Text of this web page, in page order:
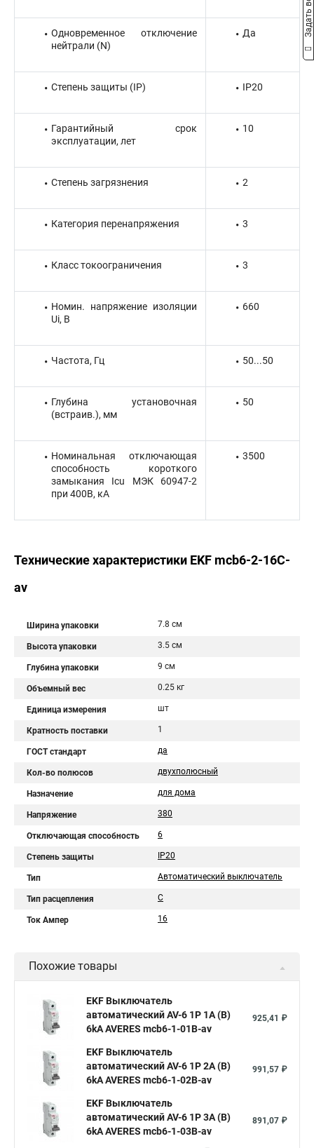
Одновременное отключение
нейтрали (N)
Да
Степень защиты (IP) IP20
Гарантийный срок
эксплуатации, лет
10
Степень загрязнения 2
Категория перенапряжения 3
Класс токоограничения 3
Номин. напряжение изоляции
Ui, В
660
Частота, Гц 50...50
Глубина установочная
(встраив.), мм
50
Номинальная отключающая
способность короткого
замыкания Icu МЭК 60947-2
при 400В, кА
3500
Технические характеристики EKF mcb6-2-16C-
av
Ширина упаковки 7.8 см
Высота упаковки 3.5 см
Глубина упаковки 9 см
Объемный вес 0.25 кг
Единица измерения шт
Кратность поставки 1
ГОСТ стандарт да
Кол-во полюсов двухполюсный
Назначение для дома
Напряжение 380
Отключающая способность 6
Степень защиты IP20
Тип Автоматический выключатель
Тип расцепления C
Ток Ампер 16
Похожие товары
EKF Выключатель
автоматический AV-6 1P 1A (B)
6kA AVERES mcb6-1-01B-av
925,41 ₽
EKF Выключатель
автоматический AV-6 1P 2A (B)
6kA AVERES mcb6-1-02B-av
991,57 ₽
EKF Выключатель
автоматический AV-6 1P 3A (B)
6kA AVERES mcb6-1-03B-av
891,07 ₽